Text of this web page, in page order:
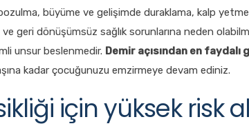
büyüme ve gelişimde duraklama, kalp
geri dönüşümsüz sağlık sorunlarına neden
unsur beslenmedir. Demir açısından en faydalı
kadar çocuğunuzu emzirmeye devam ediniz.
için yüksek risk